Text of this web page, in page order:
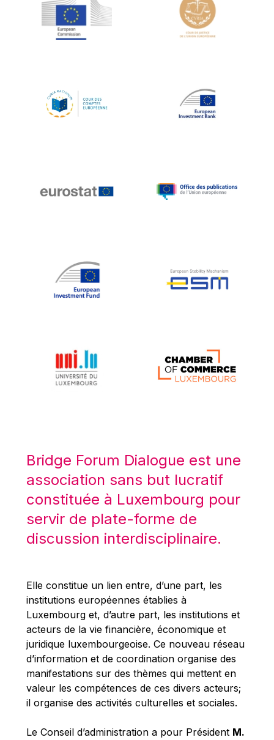
Jean-Louis Schiltz
Jean-Victor Louis
Johnny Åkerholm
Katharien L.C. Hunt
Klaus-Heiner Lehne
Koen LENAERTS
Lars Heikensten
Lucas Papademos
Máire Geoghegan-Quinn
Mario Centeno
Mario Monti
Maroš ŠEFČOVIČ
Martin Bailey
Martine Reicherts
Michael Sohlman
Michel Goedert
Mireille Delmas-Marty
Nobuo Tanaka
Otmar Issing
Paolo Mengozzi
Paschal Donohoe
Pat Cox
Bridge Forum Dialogue est une
association sans but lucratif
constituée à Luxembourg pour
servir de plate-forme de
discussion interdisciplinaire.
Elle constitue un lien entre, d’une part, les
institutions européennes établies à
Luxembourg et, d’autre part, les institutions et
acteurs de la vie financière, économique et
juridique luxembourgeoise. Ce nouveau réseau
d’information et de coordination organise des
manifestations sur des thèmes qui mettent en
valeur les compétences de ces divers acteurs;
il organise des activités culturelles et sociales.
Le Conseil d’administration a pour Président M.